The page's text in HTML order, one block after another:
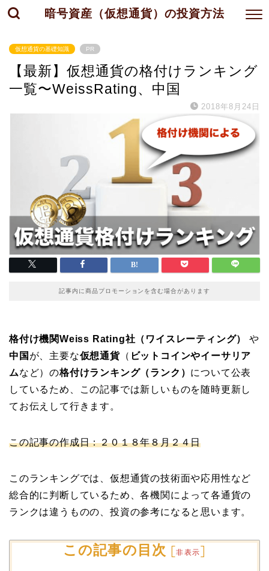
暗号資産（仮想通貨）の投資方法
仮想通貨の基礎知識 PR
【最新】仮想通貨の格付けランキング
一覧〜WeissRating、中国
2018年8月24日
記事内に商品プロモーションを含む場合があります
格付け機関Weiss Rating社（ワイスレーティング）
や
中国 が、主要な仮想通貨（ ビットコインやイーサリア
ムなど）の格付けランキング（ランク） について公表
しているため、この記事では新しいものを随時更新し
てお伝えして行きます。
この記事の作成日：２０１８年８月２４日
このランキングでは、仮想通貨の技術面や応用性など
総合的に判断しているため、各機関によって各通貨の
ランクは違うものの、投資の参考になると思います。
この記事の目次 [非表示]